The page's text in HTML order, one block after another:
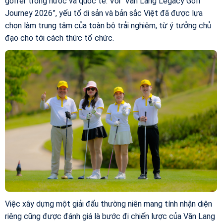
Journey 2026”, yếu tố di sản và bản sắc Việt đã được lựa
chọn làm trung tâm của toàn bộ trải nghiệm, từ ý tưởng chủ
đạo cho tới cách thức tổ chức.
Việc xây dựng một giải đấu thường niên mang tính nhận diện
riêng cũng được đánh giá là bước đi chiến lược của Văn Lang